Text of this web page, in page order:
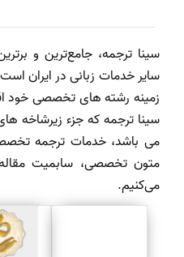
سینا ترجمه، جامع‌ترین و
سایر خدمات زبانی در ایران
زمینه رشته های تخصصی خود
سینا ترجمه که جزء زیرشاخه
می باشد، خدمات ترجمه
متون تخصصی، سابمیت
می‌کنیم.